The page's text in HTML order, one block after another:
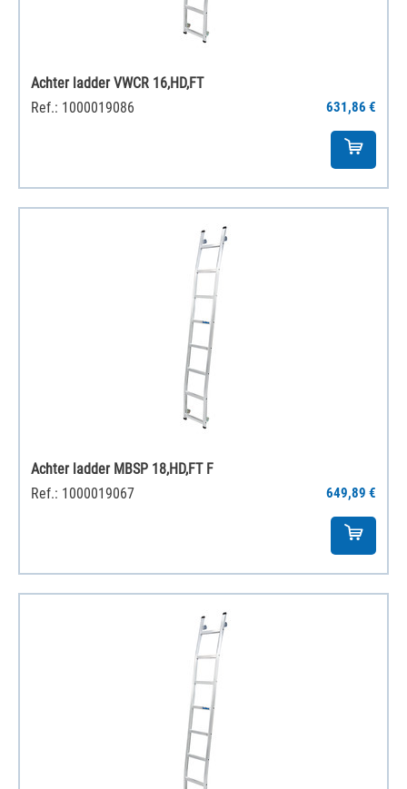
Achter ladder VWCR 16,HD,FT
Ref.: 1000019086
631,86 €
Achter ladder MBSP 18,HD,FT F
Ref.: 1000019067
649,89 €